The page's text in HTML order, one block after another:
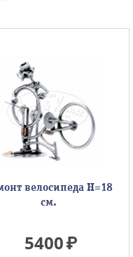
велосипеда Н=18
см.
5400